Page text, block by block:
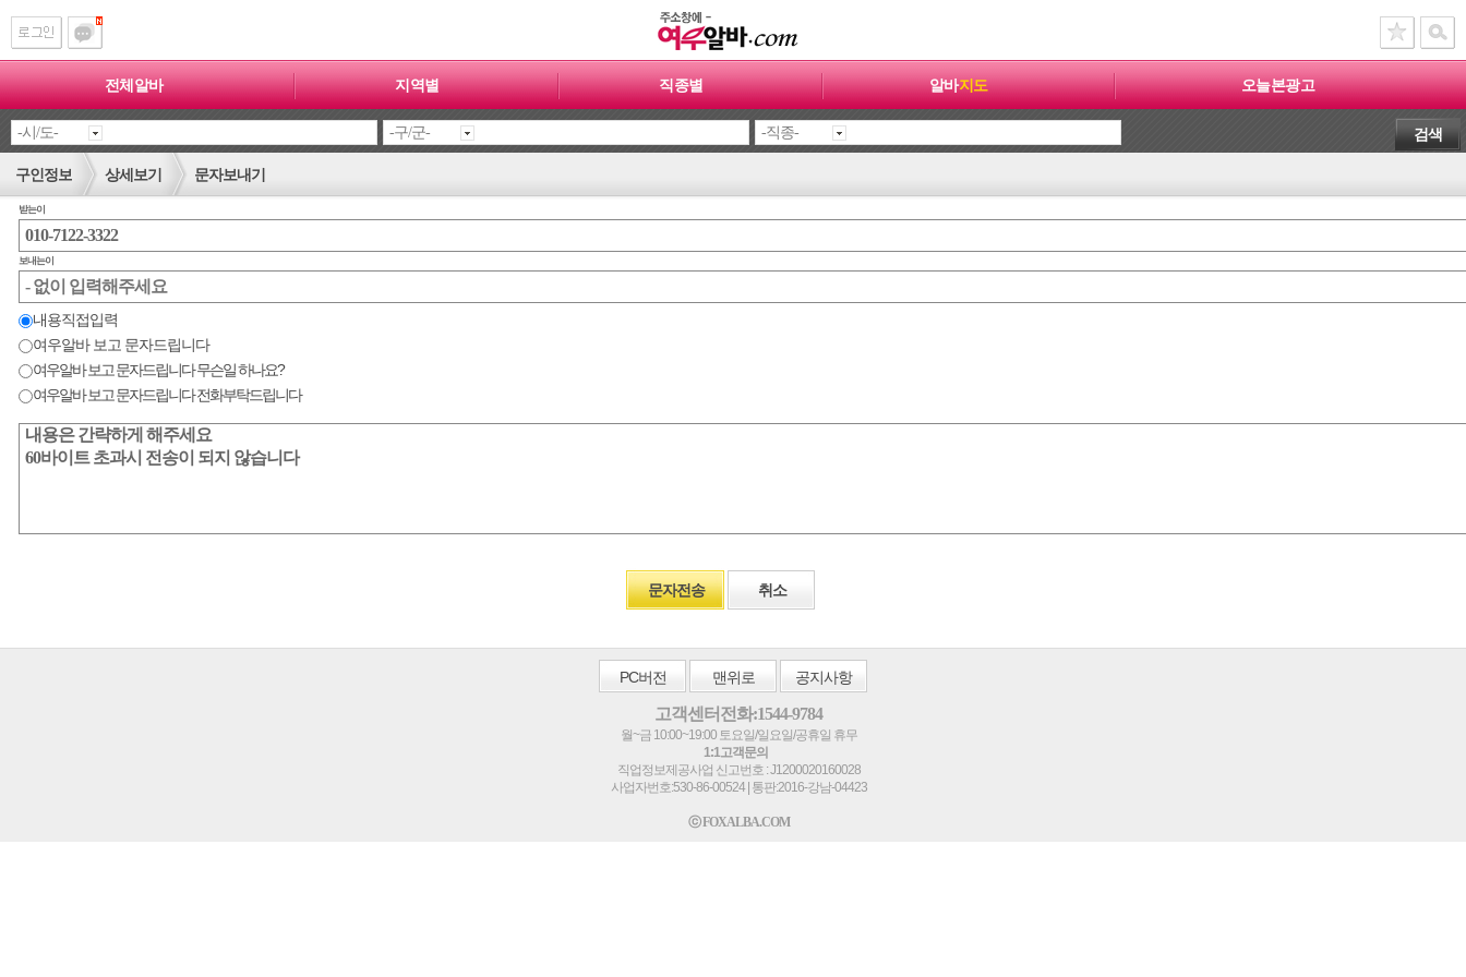
전체알바 지역별 직종별 알바지도 오늘본광고
검색
구인정보 상세보기 문자보내기
받는이
보내는이
내용직접입력
여우알바 보고 문자드립니다
여우알바 보고 문자드립니다 무슨일 하나요?
여우알바 보고 문자드립니다 전화부탁드립니다
문자전송 취소
PC버전 맨위로 공지사항
고객센터전화:1544-9784
월~금 10:00~19:00 토요일/일요일/공휴일 휴무
1:1고객문의
직업정보제공사업 신고번호 : J1200020160028
사업자번호:530-86-00524 | 통판:2016-강남-04423
ⓒ FOXALBA.COM